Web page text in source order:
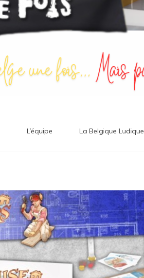
L’équipe La Belgique Ludique